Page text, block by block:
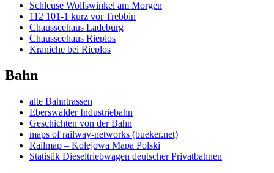
Schleuse Wolfswinkel am Morgen
112 101-1 kurz vor Trebbin
Chausseehaus Ladeburg
Chausseehaus Rieplos
Kraniche bei Rieplos
Bahn
alte Bahntrassen
Eberswalder Industriebahn
Geschichten von der Bahn
maps of railway-networks (bueker.net)
Railmap – Kolejowa Mapa Polski
Statistik Dieseltriebwagen deutscher Privatbahnen